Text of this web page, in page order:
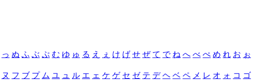
っ ぬ ふ ぶ ぷ む ゆ ゅ る え ぇ け げ せ ぜ て で ね へ べ ぺ め れ お ぉ
ヌ フ ブ プ ム ユ ュ ル エ ェ ケ ゲ セ ゼ テ デ ヘ ベ ペ メ レ オ ォ コ ゴ